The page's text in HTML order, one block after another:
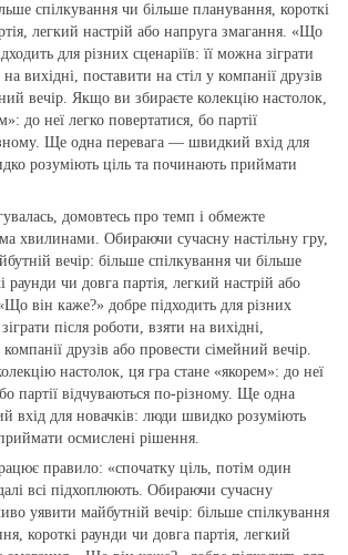
спілкування чи більше планування, короткі
легкий настрій або напруга змагання. «Що
для різних сценаріїв: її можна зіграти
вихідні, поставити на стіл у компанії друзів
вечір. Якщо ви збираєте колекцію настолок,
до неї легко повертатися, бо партії
Ще одна перевага — швидкий вхід для
розуміють ціль та починають приймати
домовтесь про темп і обмежте
хвилинами. Обираючи сучасну настільну гру,
вечір: більше спілкування чи більше
раунди чи довга партія, легкий настрій або
він каже?» добре підходить для різних
після роботи, взяти на вихідні,
друзів або провести сімейний вечір.
настолок, ця гра стане «якорем»: до неї
партії відчуваються по‑різному. Ще одна
вхід для новачків: люди швидко розуміють
осмислені рішення.
правило: «спочатку ціль, потім один
всі підхоплюють. Обираючи сучасну
уявити майбутній вечір: більше спілкування
короткі раунди чи довга партія, легкий